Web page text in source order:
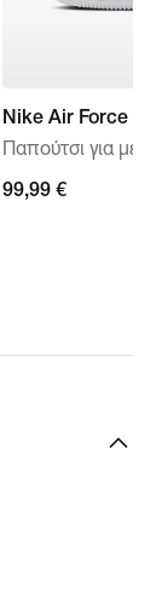
Nike Air Force 1
Παπούτσι για
99,99 €
99,99 €